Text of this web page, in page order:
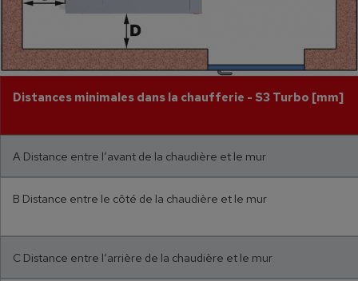
Distances minimales dans la chaufferie - S3 Turbo [mm]
A Distance entre l‘avant de la chaudière et le mur
B Distance entre le côté de la chaudière et le mur
C Distance entre l‘arrière de la chaudière et le mur